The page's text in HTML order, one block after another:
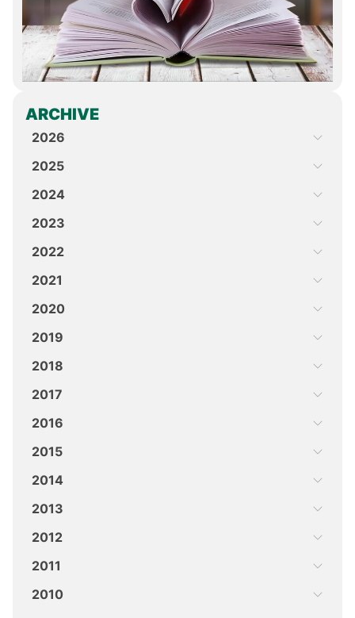
ARCHIVE
2026
2025
2024
2023
2022
2021
2020
2019
2018
2017
2016
2015
2014
2013
2012
2011
2010